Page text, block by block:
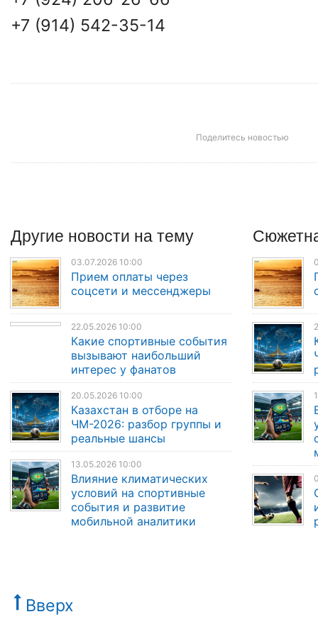
+7 (914) 542-35-14
Поделитесь новостью
Другие новости на тему
03.07.2026 10:00
Прием оплаты через
соцсети и мессенджеры
22.05.2026 10:00
Какие спортивные события
вызывают наибольший
интерес у фанатов
20.05.2026 10:00
Казахстан в отборе на
ЧМ-2026: разбор группы и
реальные шансы
13.05.2026 10:00
Влияние климатических
условий на спортивные
события и развитие
мобильной аналитики
Вверх